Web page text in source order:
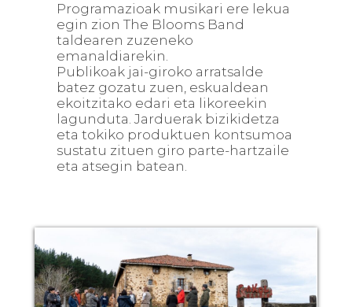
Programazioak musikari ere lekua
egin zion The Blooms Band
taldearen zuzeneko
emanaldiarekin.
Publikoak jai-giroko arratsalde
batez gozatu zuen, eskualdean
ekoitzitako edari eta likoreekin
lagunduta. Jarduerak bizikidetza
eta tokiko produktuen kontsumoa
sustatu zituen giro parte-hartzaile
eta atsegin batean.